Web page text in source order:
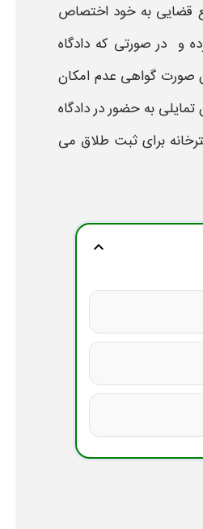
قضایی به خود اختصاص
و در صورتی که دادگاه
صورت گواهی عدم امکان
به حضور در دادگاه
برای ثبت طلاق می
expand_more